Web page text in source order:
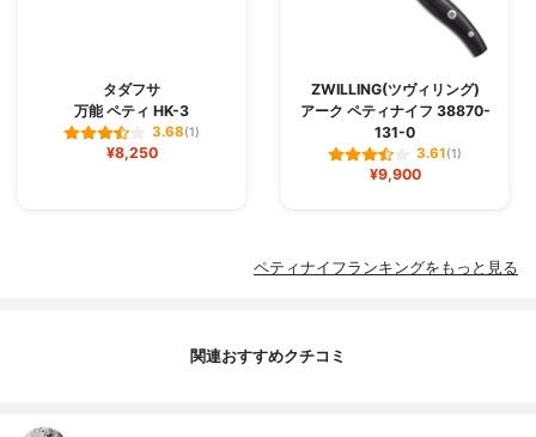
タダフサ
万能 ペティ HK-3
3.68(1)
¥8,250
ZWILLING(ツヴィリング)
アーク ペティナイフ 38870-
131-0
3.61(1)
¥9,900
ペティナイフランキングをもっと見る
関連おすすめクチコミ